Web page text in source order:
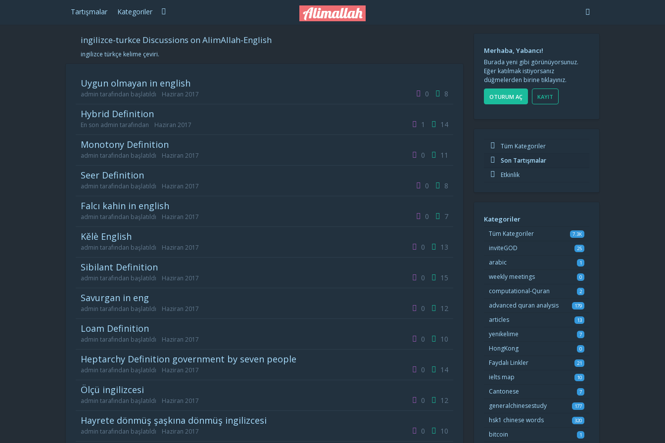
Tartışmalar Kategoriler
ingilizce-turkce Discussions on AlimAllah-English
ingilizce türkçe kelime çeviri.
uygun olmayan in english
8
0
admin tarafından başlatıldı Haziran 2017
hybrid Definition
14
1
En son admin tarafından Haziran 2017
monotony Definition
11
0
admin tarafından başlatıldı Haziran 2017
seer Definition
8
0
admin tarafından başlatıldı Haziran 2017
falcı kahin in english
7
0
admin tarafından başlatıldı Haziran 2017
kělè English
13
0
admin tarafından başlatıldı Haziran 2017
sibilant Definition
15
0
admin tarafından başlatıldı Haziran 2017
savurgan in eng
12
0
admin tarafından başlatıldı Haziran 2017
loam Definition
10
0
admin tarafından başlatıldı Haziran 2017
heptarchy Definition government by seven people
14
0
admin tarafından başlatıldı Haziran 2017
ölçü ingilizcesi
12
0
admin tarafından başlatıldı Haziran 2017
hayrete dönmüş şaşkına dönmüş ingilizcesi
10
0
admin tarafından başlatıldı Haziran 2017
Merhaba, Yabancı!
Burada yeni gibi görünüyorsunuz.
Eğer katılmak istiyorsanız
düğmelerden birine tıklayınız.
OTURUM AÇ KAYIT
Tüm Kategoriler
Son Tartışmalar
Etkinlik
Kategoriler
7.3K
Tüm Kategoriler
25
inviteGOD
1
arabic
0
weekly meetings
2
computational-Quran
179
advanced quran analysis
13
articles
7
yenikelime
0
HongKong
21
Faydalı Linkler
10
ielts map
7
Cantonese
177
generalchinesestudy
320
hsk1 chinese words
1
bitcoin